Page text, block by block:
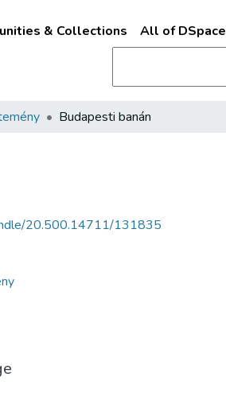
& Collections All of DSpace
Budapesti banán
20.500.14711/131835